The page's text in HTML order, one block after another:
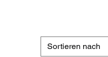
Sortieren nach